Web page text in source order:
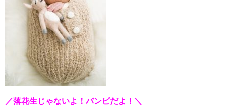
／落花生じゃないよ！バンビだよ！＼